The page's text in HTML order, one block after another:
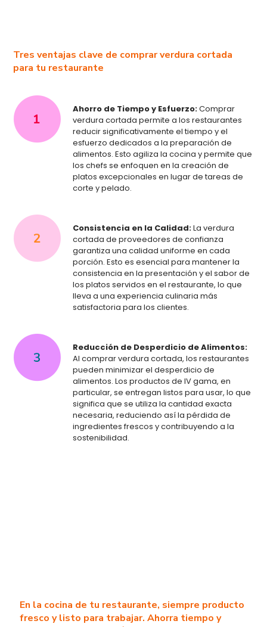
Tres ventajas clave de comprar verdura cortada
para tu restaurante
Ahorro de Tiempo y Esfuerzo:Comprar
verdura cortada permite a los restaurantes
reducir significativamente el tiempo y el
esfuerzo dedicados a la preparación de
alimentos. Esto agiliza la cocina y permite que
los chefs se enfoquen en la creación de
platos excepcionales en lugar de tareas de
corte y pelado.
Consistencia en la Calidad:La verdura
cortada de proveedores de confianza
garantiza una calidad uniforme en cada
porción. Esto es esencial para mantener la
consistencia en la presentación y el sabor de
los platos servidos en el restaurante, lo que
lleva a una experiencia culinaria más
satisfactoria para los clientes.
Reducción de Desperdicio de Alimentos:
Al comprar verdura cortada, los restaurantes
pueden minimizar el desperdicio de
alimentos. Los productos de IV gama, en
particular, se entregan listos para usar, lo que
significa que se utiliza la cantidad exacta
necesaria, reduciendo así la pérdida de
ingredientes frescos y contribuyendo a la
sostenibilidad.
En la cocina de tu restaurante, siempre producto
fresco y listo para trabajar. Ahorra tiempo y